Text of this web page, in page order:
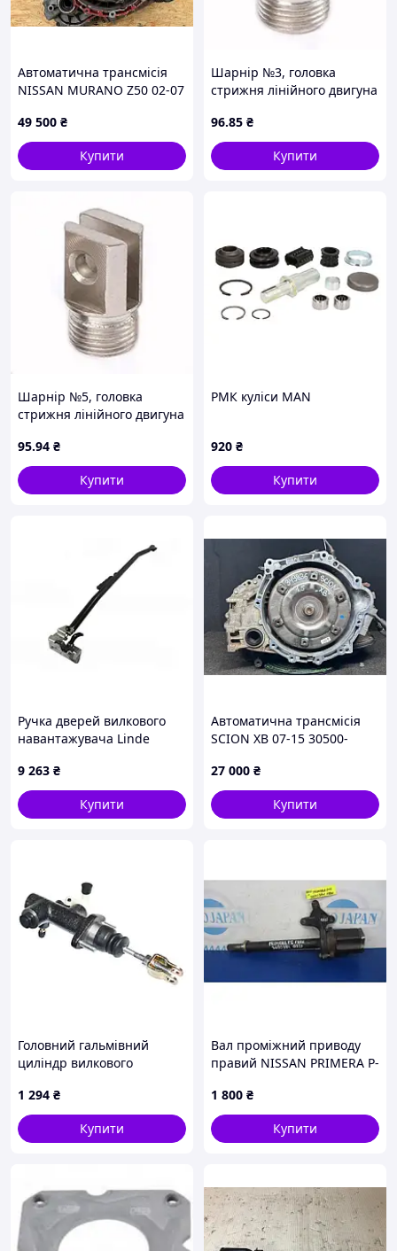
Автоматична трансмісія
NISSAN MURANO Z50 02-07
49 500 ₴
Купити
Шарнір №3, головка
стрижня лінійного двигуна
96.85 ₴
Купити
Шарнір №5, головка
стрижня лінійного двигуна
95.94 ₴
Купити
РМК куліси MAN
920 ₴
Купити
Ручка дверей вилкового
навантажувача Linde
9 263 ₴
Купити
Автоматична трансмісія
SCION XB 07-15 30500-
27 000 ₴
Купити
Головний гальмівний
циліндр вилкового
47210-23321-71
1 294 ₴
Купити
Вал проміжний приводу
правий NISSAN PRIMERA P-
1 800 ₴
Купити